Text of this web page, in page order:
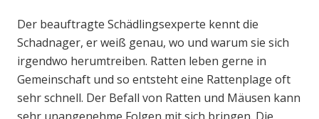
Der beauftragte Schädlingsexperte kennt die
Schadnager, er weiß genau, wo und warum sie sich
irgendwo herumtreiben. Ratten leben gerne in
Gemeinschaft und so entsteht eine Rattenplage oft
sehr schnell. Der Befall von Ratten und Mäusen kann